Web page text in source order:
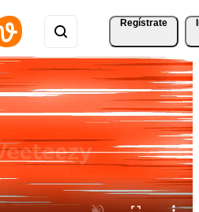
Regístrate